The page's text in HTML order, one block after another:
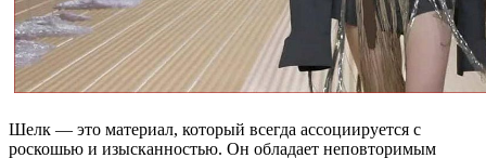
Шелк — это материал, который всегда ассоциируется с
роскошью и изысканностью. Он обладает неповторимым